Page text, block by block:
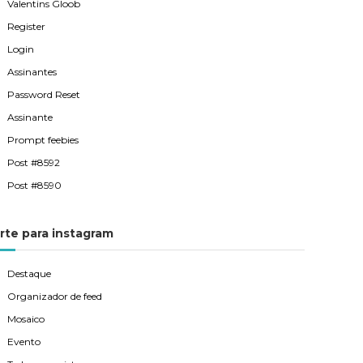
Valentins Gloob
Register
Login
Assinantes
Password Reset
Assinante
Prompt feebies
Post #8592
Post #8590
para instagram
Destaque
Organizador de feed
Mosaico
Evento